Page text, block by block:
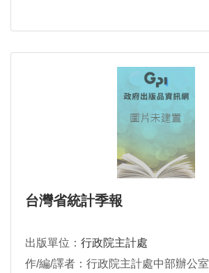
台灣省統計季報
出版單位： 行政院主計處
作/編/譯者：行政院主計處中部辦公室